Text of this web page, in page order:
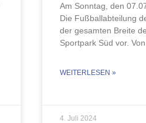
Am Sonntag, den
Die Fußballabteilung
der gesamten Breite
Sportpark Süd vor. Von
WEITERLESEN »
4. Juli 2024